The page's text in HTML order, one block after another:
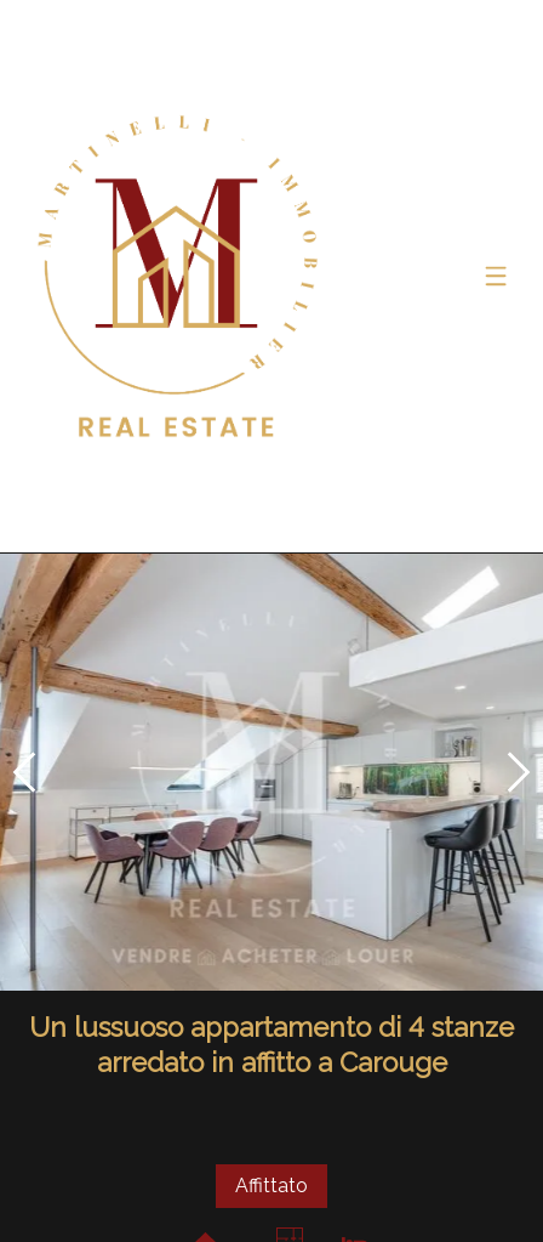
Un lussuoso appartamento di 4 stanze
arredato in affitto a Carouge
Affittato